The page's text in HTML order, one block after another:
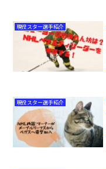
現役スター選手紹介
現役スター選手紹介